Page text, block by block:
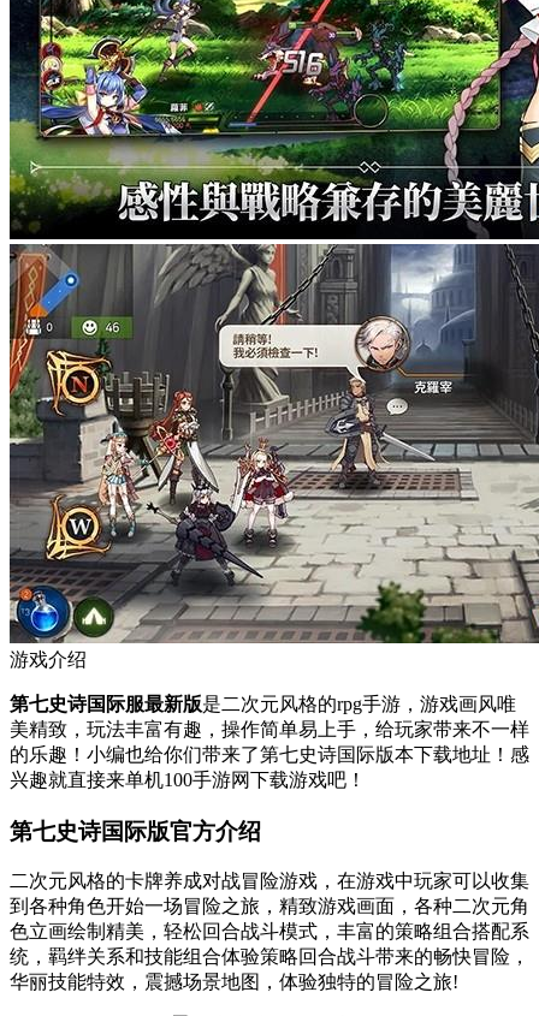
游戏介绍
第七史诗国际服最新版是二次元风格的rpg手游，游戏画风唯
美精致，玩法丰富有趣，操作简单易上手，给玩家带来不一样
的乐趣！小编也给你们带来了第七史诗国际版本下载地址！感
兴趣就直接来单机100手游网下载游戏吧！
第七史诗国际版官方介绍
二次元风格的卡牌养成对战冒险游戏，在游戏中玩家可以收集
到各种角色开始一场冒险之旅，精致游戏画面，各种二次元角
色立画绘制精美，轻松回合战斗模式，丰富的策略组合搭配系
统，羁绊关系和技能组合体验策略回合战斗带来的畅快冒险，
华丽技能特效，震撼场景地图，体验独特的冒险之旅!